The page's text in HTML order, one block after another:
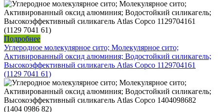
Подробнее
Углеродное молекулярное сито; Молекулярное сито;
Активированный оксид алюминия; Водостойкий силикагель;
Высокоэффективный силикагель Atlas Copco 1129704161
(1129 7041 61)